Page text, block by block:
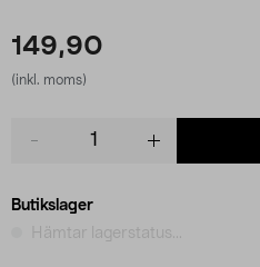
149,90
(inkl. moms)
Butikslager
Hämtar lagerstatus...